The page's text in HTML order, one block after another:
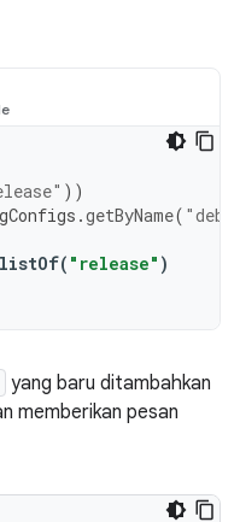
))
.getByName(
listOf( "release" )
yang baru ditambahkan
memberikan pesan